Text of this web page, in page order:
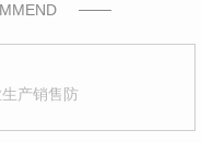
产销售防